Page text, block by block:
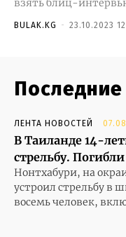
взять блиц-
BULAK.KG - 23.10.2023
ЛЕНТА НОВОСТЕЙ
В Таиланде 14-
стрельбу.
Нонтхабури, на
устроил стрельбу в
восемь человек,